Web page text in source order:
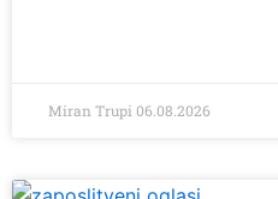
Miran Trupi 06.08.2026